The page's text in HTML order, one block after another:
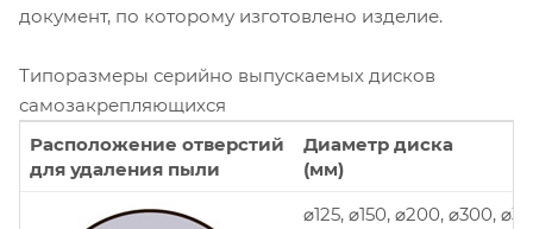
документ, по которому изготовлено изделие.
Типоразмеры серийно выпускаемых дисков
самозакрепляющихся
Расположение отверстий
для удаления пыли
Диаметр диска
(мм)
⌀125, ⌀150, ⌀200, ⌀300,